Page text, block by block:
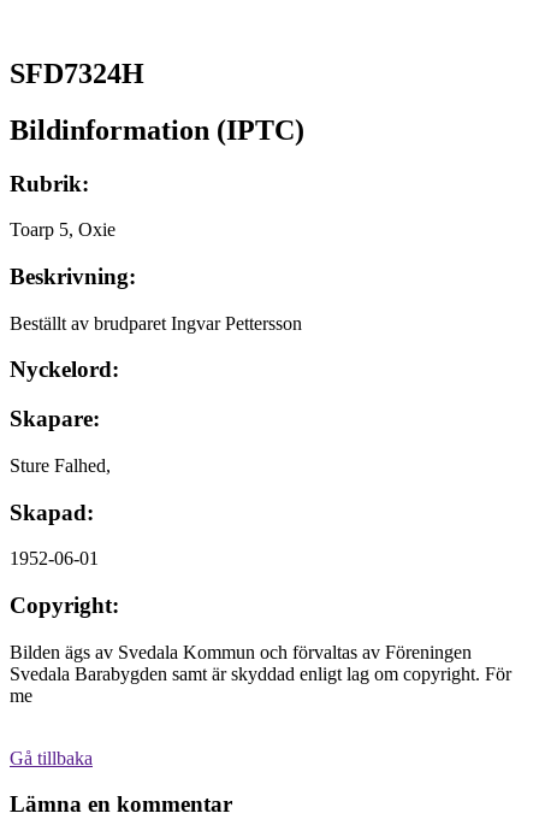
SFD7324H
Bildinformation (IPTC)
Rubrik:
Toarp 5, Oxie
Beskrivning:
Beställt av brudparet Ingvar Pettersson
Nyckelord:
Skapare:
Sture Falhed,
Skapad:
1952-06-01
Copyright:
Bilden ägs av Svedala Kommun och förvaltas av Föreningen
Svedala Barabygden samt är skyddad enligt lag om copyright. För
me
Gå tillbaka
Lämna en kommentar